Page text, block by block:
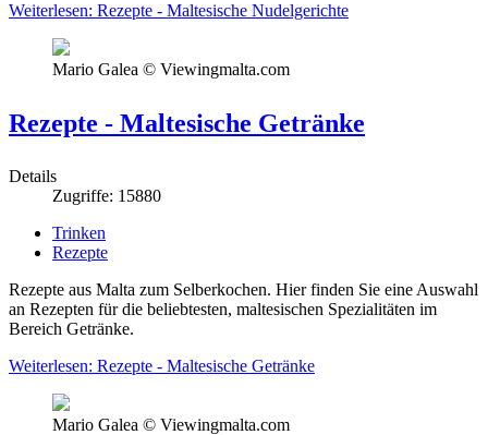
Weiterlesen: Rezepte - Maltesische Nudelgerichte
Mario Galea © Viewingmalta.com
Rezepte - Maltesische Getränke
Details
Zugriffe: 15880
Trinken
Rezepte
Rezepte aus Malta zum Selberkochen. Hier finden Sie eine Auswahl
an Rezepten für die beliebtesten, maltesischen Spezialitäten im
Bereich Getränke.
Weiterlesen: Rezepte - Maltesische Getränke
Mario Galea © Viewingmalta.com